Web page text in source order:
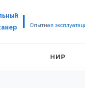
Опытная
НИР